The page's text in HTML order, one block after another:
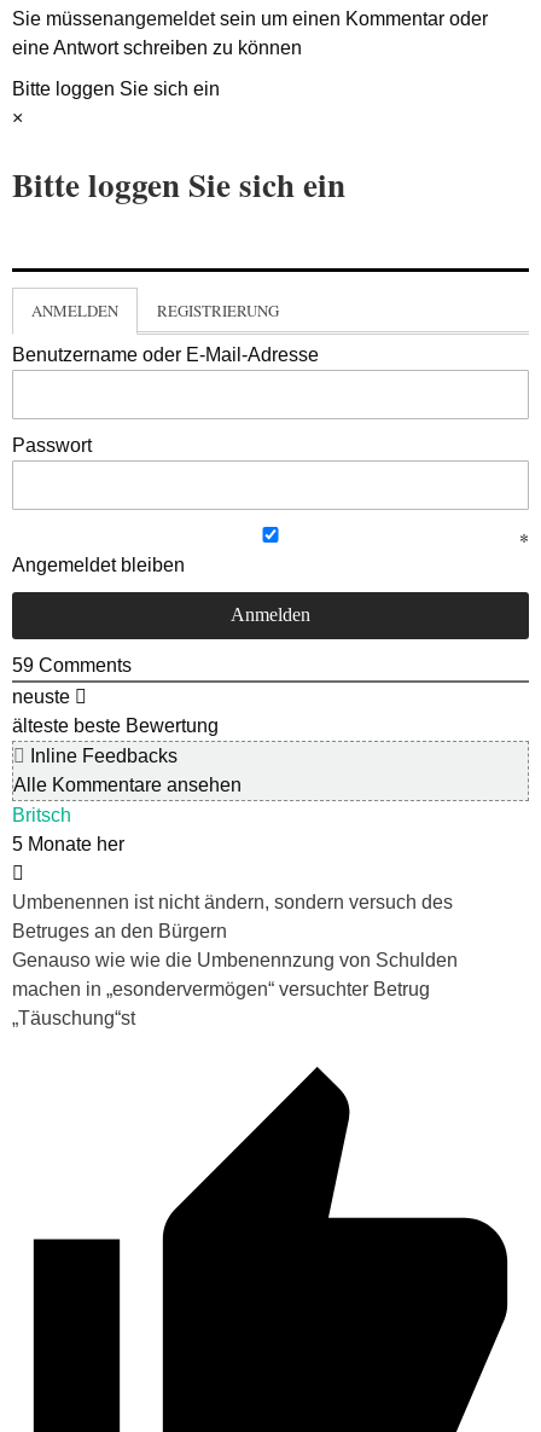
Sie müssenangemeldetsein um einen Kommentar oder
eine Antwort schreiben zu können
Bitte loggen Sie sich ein
×
Bitte loggen Sie sich ein
ANMELDEN REGISTRIERUNG
Benutzername oder E-Mail-Adresse
Passwort
Angemeldet bleiben
59 Comments
neuste
älteste beste Bewertung
Inline Feedbacks
Alle Kommentare ansehen
Britsch
5 Monate her
Umbenennen ist nicht ändern, sondern versuch des
Betruges an den Bürgern
Genauso wie wie die Umbenennzung von Schulden
machen in „esondervermögen“ versuchter Betrug
„Täuschung“st